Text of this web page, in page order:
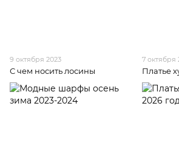
9 октября 2023
С чем носить лосины
7 октября
Платье